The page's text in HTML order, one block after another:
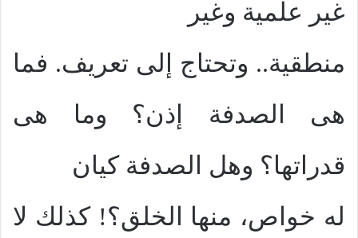
غير علمية وغير
منطقية.. وتحتاج إلى تعريف. فما
هى الصدفة إذن؟ وما هى
قدراتها؟ وهل الصدفة كيان
له خواص، منها الخلق؟! كذلك لا